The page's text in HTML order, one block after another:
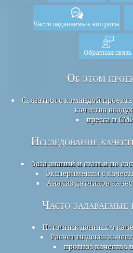
Часто задаваемые вопросы
Обратная связь
Об этом
Связаться с командой
качества
пресса и
Исследование
база знаний и статьи по
Эксперименты с
Анализ датчиков
Часто задаваемые
Источник данных о
Расчет индекса
прогноз качества